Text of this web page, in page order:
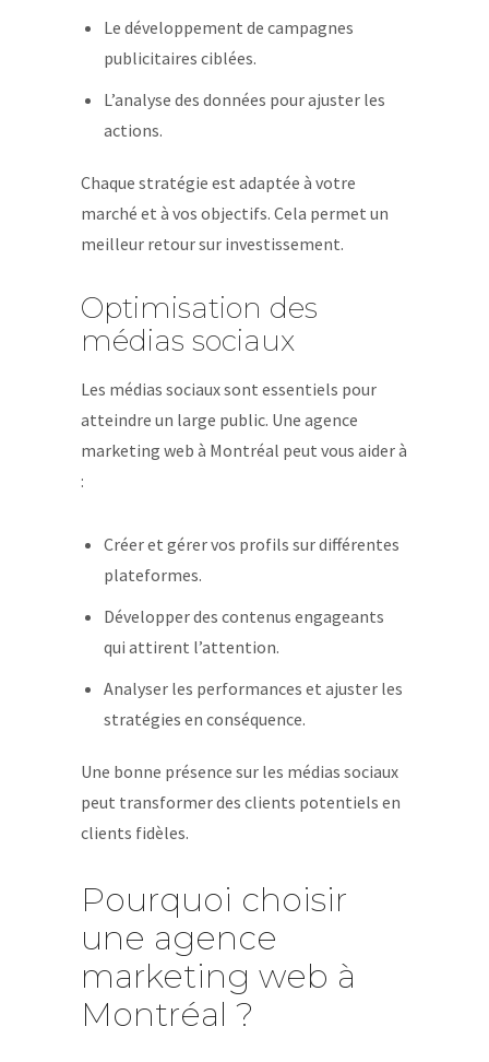
Le développement de campagnes
publicitaires ciblées.
L’analyse des données pour ajuster les
actions.
Chaque stratégie est adaptée à votre
marché et à vos objectifs. Cela permet un
meilleur retour sur investissement.
Optimisation des
médias sociaux
Les médias sociaux sont essentiels pour
atteindre un large public. Une agence
marketing web à Montréal peut vous aider à
:
Créer et gérer vos profils sur différentes
plateformes.
Développer des contenus engageants
qui attirent l’attention.
Analyser les performances et ajuster les
stratégies en conséquence.
Une bonne présence sur les médias sociaux
peut transformer des clients potentiels en
clients fidèles.
Pourquoi choisir
une agence
marketing web à
Montréal ?